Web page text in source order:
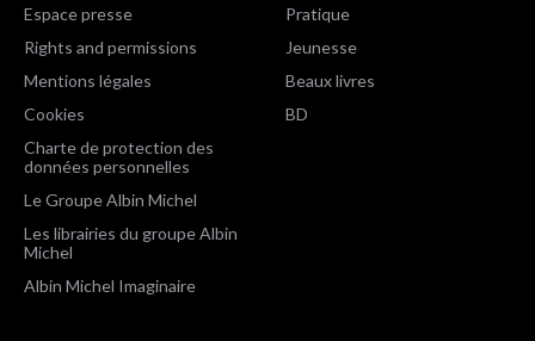
Espace presse
Rights and permissions
Mentions légales
Cookies
Charte de protection des
données personnelles
Le Groupe Albin Michel
Les librairies du groupe Albin
Michel
Albin Michel Imaginaire
Pratique
Jeunesse
Beaux livres
BD